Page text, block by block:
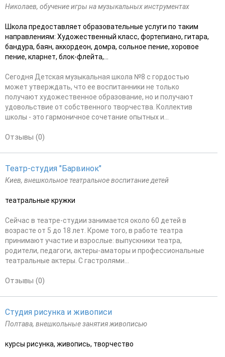
Николаев, обучение игры на музыкальных инструментах
Школа предоставляет образовательные услуги по таким
направлениям: Художественный класс, фортепиано, гитара,
бандура, баян, аккордеон, домра, сольное пение, хоровое
пение, кларнет, блок-флейта,...
Сегодня Детская музыкальная школа №8 с гордостью
может утверждать, что ее воспитанники не только
получают художественное образование, но и получают
удовольствие от собственного творчества. Коллектив
школы - это гармоничное сочетание опытных и...
Отзывы (0)
Театр-студия "Барвинок"
Киев, внешкольное театральное воспитание детей
театральные кружки
Сейчас в театре-студии занимается около 60 детей в
возрасте от 5 до 18 лет. Кроме того, в работе театра
принимают участие и взрослые: выпускники театра,
родители, педагоги, актеры-аматоры и профессиональные
театральные актеры. С гастролями...
Отзывы (0)
Студия рисунка и живописи
Полтава, внешкольные занятия живописью
курсы рисунка, живопись, творчество